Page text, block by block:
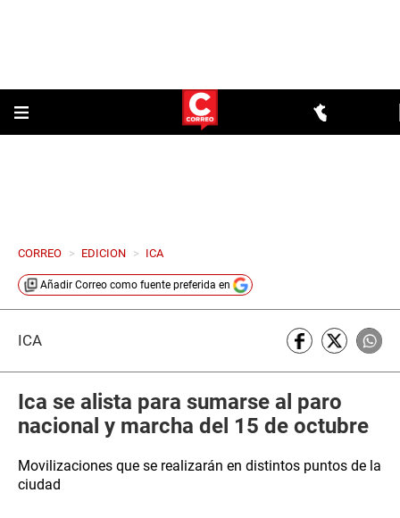
CORREO > EDICION > ICA
Añadir Correo como fuente preferida en
ICA
Ica se alista para sumarse al paro
nacional y marcha del 15 de octubre
Movilizaciones que se realizarán en distintos puntos de la
ciudad